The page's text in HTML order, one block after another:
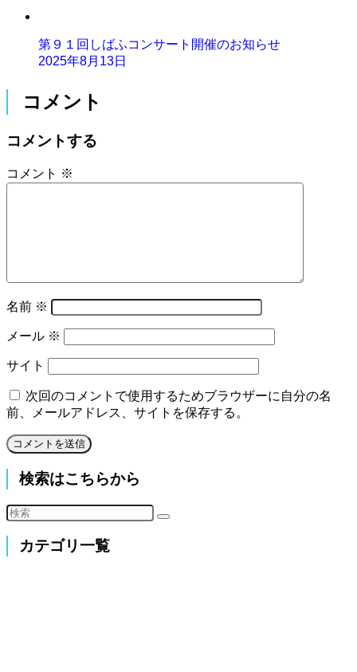
第９１回しばふコンサート開催のお知らせ
2025年8月13日
コメント
コメントする
コメント ※
名前 ※
メール ※
サイト
次回のコメントで使用するためブラウザーに自分の名
前、メールアドレス、サイトを保存する。
検索はこちらから
カテゴリ一覧